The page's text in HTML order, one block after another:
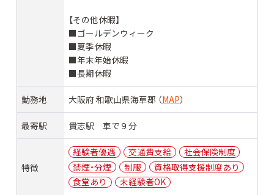
【その他休暇】
■ゴールデンウィーク
■夏季休暇
■年末年始休暇
■長期休暇
勤務地 大阪府 和歌山県海草郡 （MAP）
最寄駅 貴志駅 車で９分
特徴
経験者優遇 交通費支給
社会保険制度
禁煙・分煙
制服
資格取得支援制度あり
食堂あり
未経験者OK